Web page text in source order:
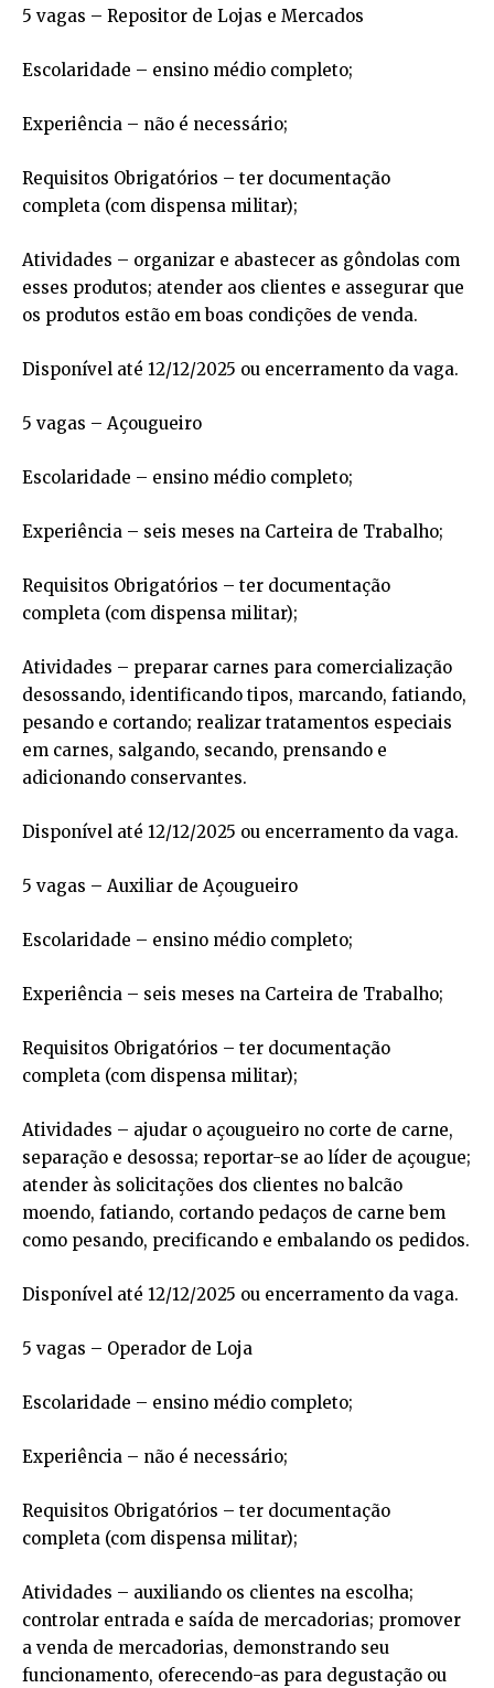
5 vagas – Repositor de Lojas e Mercados
Escolaridade – ensino médio completo;
Experiência – não é necessário;
Requisitos Obrigatórios – ter documentação
completa (com dispensa militar);
Atividades – organizar e abastecer as gôndolas com
esses produtos; atender aos clientes e assegurar que
os produtos estão em boas condições de venda.
Disponível até 12/12/2025 ou encerramento da vaga.
5 vagas – Açougueiro
Escolaridade – ensino médio completo;
Experiência – seis meses na Carteira de Trabalho;
Requisitos Obrigatórios – ter documentação
completa (com dispensa militar);
Atividades – preparar carnes para comercialização
desossando, identificando tipos, marcando, fatiando,
pesando e cortando; realizar tratamentos especiais
em carnes, salgando, secando, prensando e
adicionando conservantes.
Disponível até 12/12/2025 ou encerramento da vaga.
5 vagas – Auxiliar de Açougueiro
Escolaridade – ensino médio completo;
Experiência – seis meses na Carteira de Trabalho;
Requisitos Obrigatórios – ter documentação
completa (com dispensa militar);
Atividades – ajudar o açougueiro no corte de carne,
separação e desossa; reportar-se ao líder de açougue;
atender às solicitações dos clientes no balcão
moendo, fatiando, cortando pedaços de carne bem
como pesando, precificando e embalando os pedidos.
Disponível até 12/12/2025 ou encerramento da vaga.
5 vagas – Operador de Loja
Escolaridade – ensino médio completo;
Experiência – não é necessário;
Requisitos Obrigatórios – ter documentação
completa (com dispensa militar);
Atividades – auxiliando os clientes na escolha;
controlar entrada e saída de mercadorias; promover
a venda de mercadorias, demonstrando seu
funcionamento, oferecendo-as para degustação ou